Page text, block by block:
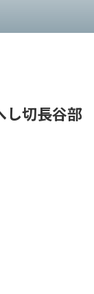
し切長谷部